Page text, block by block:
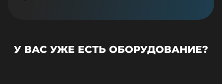
У ВАС УЖЕ ЕСТЬ ОБОРУДОВАНИЕ?